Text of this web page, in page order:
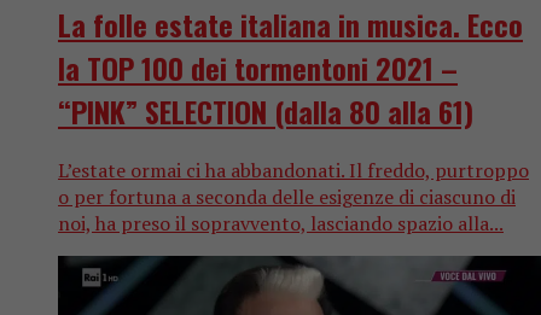
La folle estate italiana in musica. Ecco
la TOP 100 dei tormentoni 2021 –
“PINK” SELECTION (dalla 80 alla 61)
L’estate ormai ci ha abbandonati. Il freddo, purtroppo
o per fortuna a seconda delle esigenze di ciascuno di
noi, ha preso il sopravvento, lasciando spazio alla...